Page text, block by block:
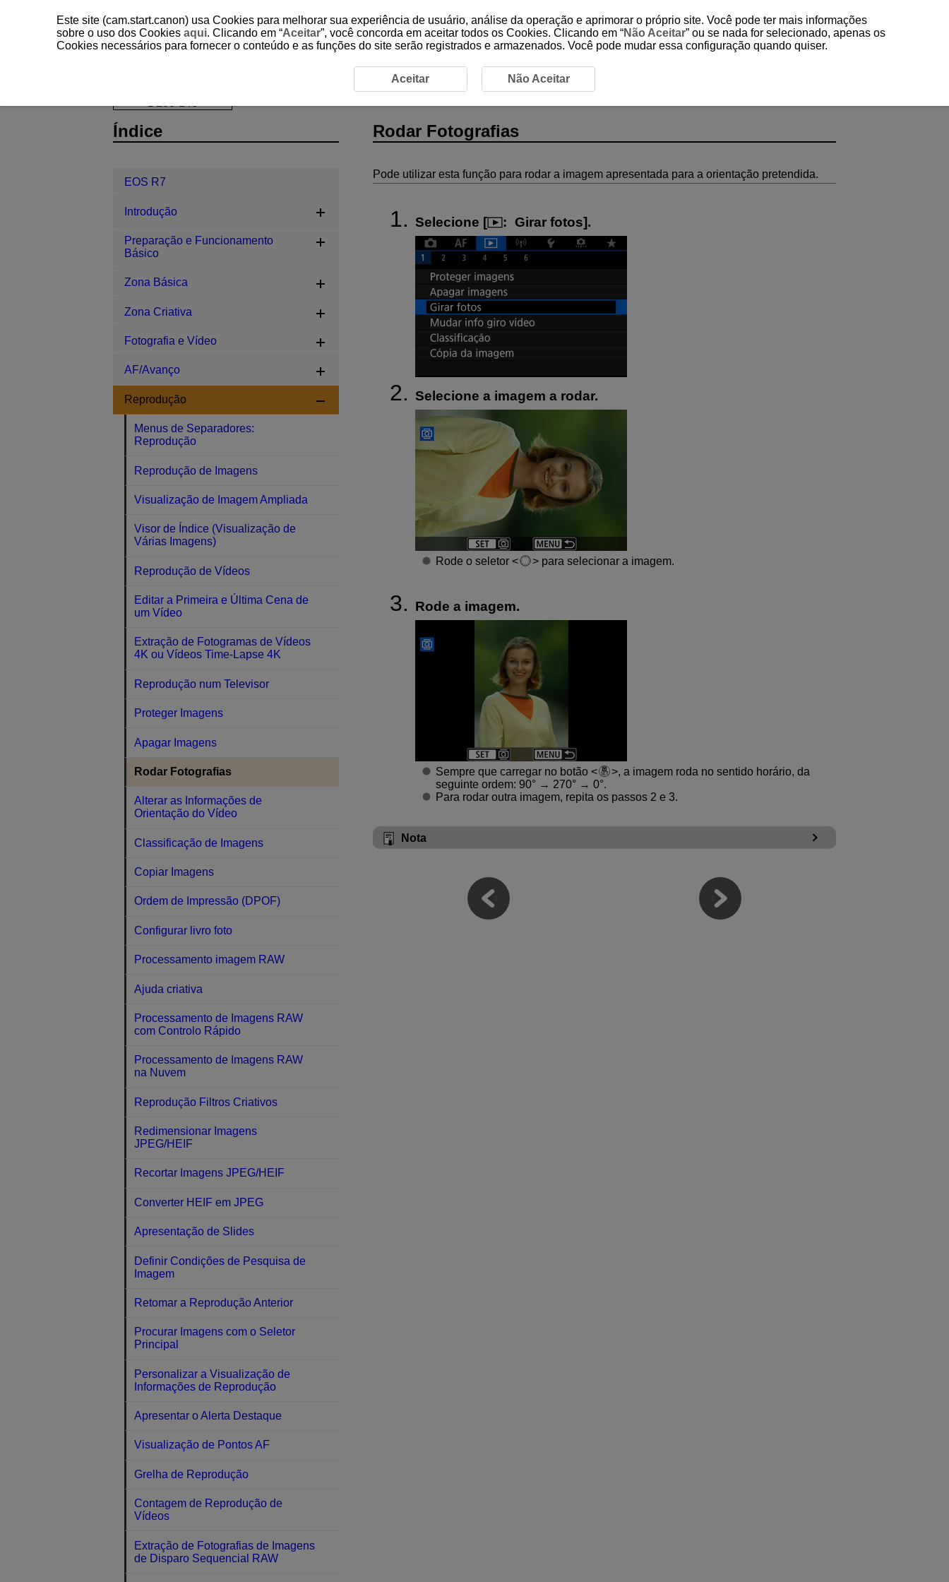
Rodar Fotografias
Rodar Fotografias
Pode utilizar esta função para rodar a imagem apresentada para a orientação pretendida.
Selecione [ : Girar fotos].
Selecione a imagem a rodar.
Rode o seletor para selecionar a imagem.
Rode a imagem.
Sempre que carregar no botão
, a imagem roda no sentido horário, da
seguinte ordem: 90° → 270° → 0°.
Para rodar outra imagem, repita os passos 2 e 3.
Nota
Índice
EOS R7
Introdução
Preparação e Funcionamento
Básico
Zona Básica
Zona Criativa
Fotografia e Vídeo
AF/Avanço
Reprodução
Menus de Separadores:
Reprodução
Reprodução de Imagens
Visualização de Imagem Ampliada
Visor de Índice (Visualização de
Várias Imagens)
Reprodução de Vídeos
Editar a Primeira e Última Cena de
um Vídeo
Extração de Fotogramas de Vídeos
4K ou Vídeos Time-Lapse 4K
Reprodução num Televisor
Proteger Imagens
Apagar Imagens
Rodar Fotografias
Alterar as Informações de
Orientação do Vídeo
Classificação de Imagens
Copiar Imagens
Ordem de Impressão (DPOF)
Configurar livro foto
Processamento imagem RAW
Ajuda criativa
Processamento de Imagens RAW
com Controlo Rápido
Processamento de Imagens RAW
na Nuvem
Reprodução Filtros Criativos
Redimensionar Imagens
JPEG/HEIF
Recortar Imagens JPEG/HEIF
Converter HEIF em JPEG
Apresentação de Slides
Definir Condições de Pesquisa de
Imagem
Retomar a Reprodução Anterior
Procurar Imagens com o Seletor
Principal
Personalizar a Visualização de
Informações de Reprodução
Apresentar o Alerta Destaque
Visualização de Pontos AF
Grelha de Reprodução
Contagem de Reprodução de
Vídeos
Extração de Fotografias de Imagens
de Disparo Sequencial RAW
Este site (cam.start.canon) usa Cookies para melhorar sua experiência de usuário, análise da operação e aprimorar o próprio site. Você pode ter mais informações
sobre o uso dos Cookies aqui. Clicando em “Aceitar”, você concorda em aceitar todos os Cookies. Clicando em “Não Aceitar” ou se nada for selecionado, apenas os
Cookies necessários para fornecer o conteúdo e as funções do site serão registrados e armazenados. Você pode mudar essa configuração quando quiser.
Aceitar Não Aceitar